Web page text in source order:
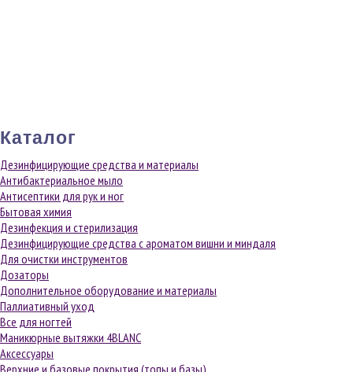
Каталог
Дезинфицирующие средства и материалы
Антибактериальное мыло
Антисептики для рук и ног
Бытовая химия
Дезинфекция и стерилизация
Дезинфицирующие средства с ароматом вишни и миндаля
Для очистки инструментов
Дозаторы
Дополнительное оборудование и материалы
Паллиативный уход
Все для ногтей
Маникюрные вытяжки 4BLANC
Аксессуары
Верхние и базовые покрытия (топы и базы)